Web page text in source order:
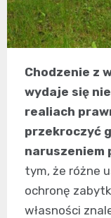
Chodzenie z
wydaje się
realiach
przekroczyć
naruszeniem
tym, że różne
ochronę
własności